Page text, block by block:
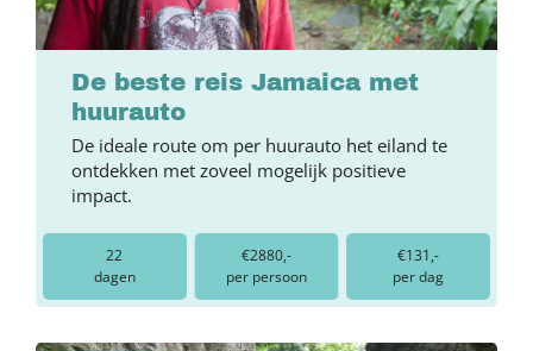
De beste reis Jamaica met
huurauto
De ideale route om per huurauto het eiland te
ontdekken met zoveel mogelijk positieve
impact.
22
dagen
€2880,-
per persoon
€131,-
per dag